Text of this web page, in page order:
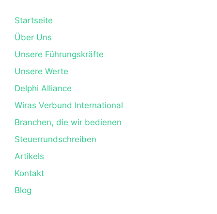
Startseite
Über Uns
Unsere Führungskräfte
Unsere Werte
Delphi Alliance
Wiras Verbund International
Branchen, die wir bedienen
Steuerrundschreiben
Artikels
Kontakt
Blog